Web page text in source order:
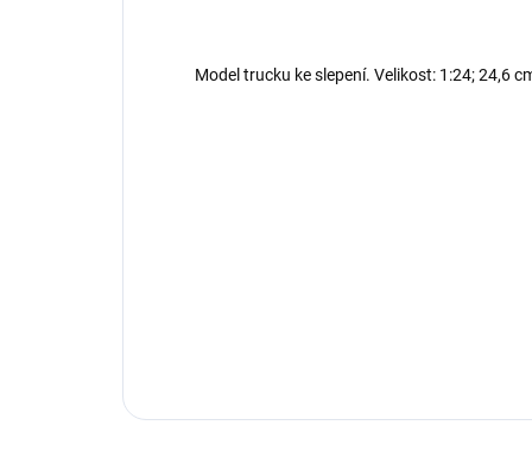
Model trucku ke slepení. Velikost: 1:24; 24,6